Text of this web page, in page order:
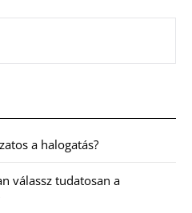
a halogatás?
válassz tudatosan a